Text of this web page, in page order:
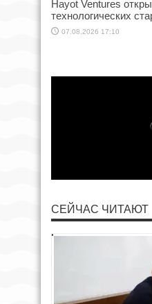
Hayot Ventures
технологических
07.08.2026 17:10
СЕЙЧАС ЧИТАЮТ